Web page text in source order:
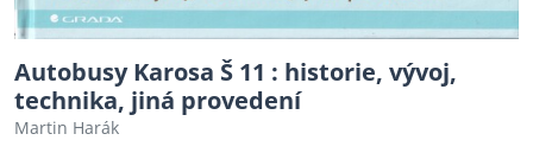
Autobusy Karosa Š 11 : historie, vývoj,
technika, jiná provedení
Martin Harák